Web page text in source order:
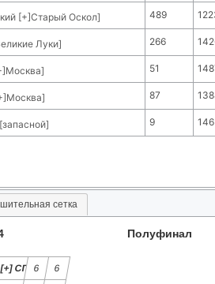
[+]Старый Оскол] 489
Луки] 266
51
87
9
сетка
[+] СПб]
6 6
Полуфинал